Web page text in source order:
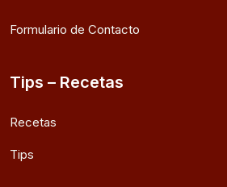
Formulario de Contacto
Tips – Recetas
Recetas
Tips